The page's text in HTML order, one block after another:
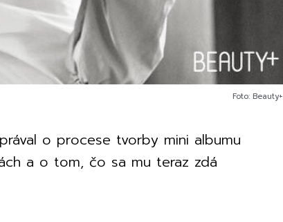
Foto: Beauty+
o procese tvorby mini albumu
a o tom, čo sa mu teraz zdá